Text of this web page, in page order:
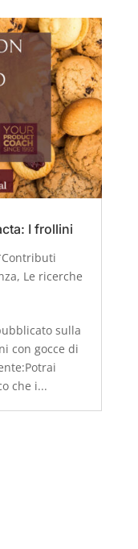
I frollini
, Le ricerche
sulla
con gocce di
che i...